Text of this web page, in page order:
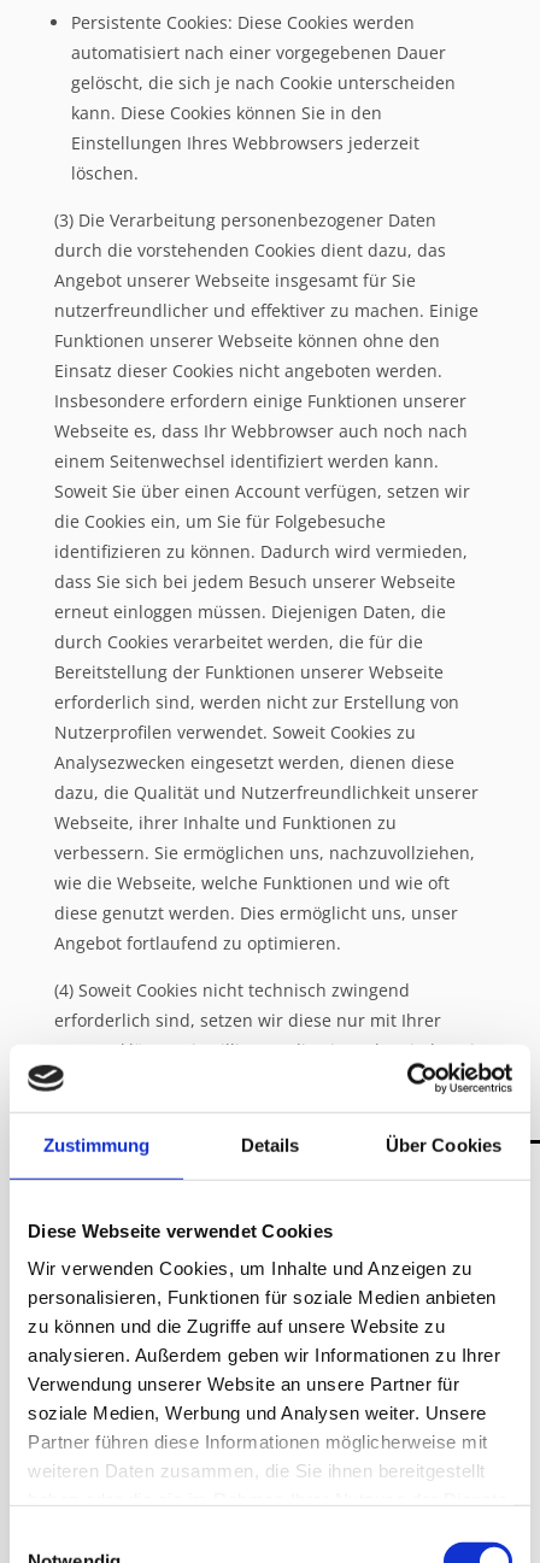
Zustimmung Details Über Cookies
Diese Webseite verwendet Cookies
Wir verwenden Cookies, um Inhalte und Anzeigen zu
personalisieren, Funktionen für soziale Medien anbieten
zu können und die Zugriffe auf unsere Website zu
analysieren. Außerdem geben wir Informationen zu Ihrer
Verwendung unserer Website an unsere Partner für
soziale Medien, Werbung und Analysen weiter. Unsere
Partner führen diese Informationen möglicherweise mit
weiteren Daten zusammen, die Sie ihnen bereitgestellt
Persistente Cookies: Diese Cookies werden
automatisiert nach einer vorgegebenen Dauer
gelöscht, die sich je nach Cookie unterscheiden
kann. Diese Cookies können Sie in den
Einstellungen Ihres Webbrowsers jederzeit
löschen.
(3) Die Verarbeitung personenbezogener Daten
durch die vorstehenden Cookies dient dazu, das
Angebot unserer Webseite insgesamt für Sie
nutzerfreundlicher und effektiver zu machen. Einige
Funktionen unserer Webseite können ohne den
Einsatz dieser Cookies nicht angeboten werden.
Insbesondere erfordern einige Funktionen unserer
Webseite es, dass Ihr Webbrowser auch noch nach
einem Seitenwechsel identifiziert werden kann.
Soweit Sie über einen Account verfügen, setzen wir
die Cookies ein, um Sie für Folgebesuche
identifizieren zu können. Dadurch wird vermieden,
dass Sie sich bei jedem Besuch unserer Webseite
erneut einloggen müssen. Diejenigen Daten, die
durch Cookies verarbeitet werden, die für die
Bereitstellung der Funktionen unserer Webseite
erforderlich sind, werden nicht zur Erstellung von
Nutzerprofilen verwendet. Soweit Cookies zu
Analysezwecken eingesetzt werden, dienen diese
dazu, die Qualität und Nutzerfreundlichkeit unserer
Webseite, ihrer Inhalte und Funktionen zu
verbessern. Sie ermöglichen uns, nachzuvollziehen,
wie die Webseite, welche Funktionen und wie oft
diese genutzt werden. Dies ermöglicht uns, unser
Angebot fortlaufend zu optimieren.
(4) Soweit Cookies nicht technisch zwingend
erforderlich sind, setzen wir diese nur mit Ihrer
zuvor erklärten Einwilligung, die Sie zudem jederzeit
widerrufen können. Rechtsgrundlage ist Art. 6 Abs. 1
lit. a) DSGVO.
(5) Die vorstehenden Cookies werden auf Ihrem
Endgerät gespeichert und von diesem an unseren
Cookies selbst konfigurieren. Sie können in den
Einstellungen Ihres Webbrowsers entsprechende
Konfigurationen vornehmen, durch die Sie
beispielsweise Third-Party-Cookies oder Cookies
insgesamt ablehnen können. In diesem
Zusammenhang möchten wir Sie darauf hinweisen,
dass Sie dann eventuell nicht alle Funktionen
manuelle Löschung von Cookies sowie Ihres Browser-